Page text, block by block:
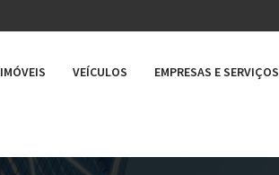
IMÓVEIS VEÍCULOS EMPRESAS E SERVIÇOS